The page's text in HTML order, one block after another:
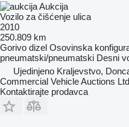
Aukcija
Vozilo za čišćenje ulica
2010
250.809 km
Gorivo dizel Osovinska
pneumatski/pneumatski Desni
Ujedinjeno Kraljevstvo,
Commercial Vehicle Auctions Ltd
Kontaktirajte prodavca